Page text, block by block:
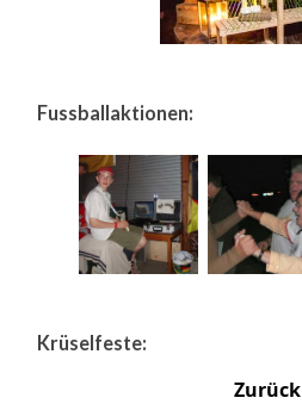
Fussballaktionen:
Krüselfeste:
Zurück